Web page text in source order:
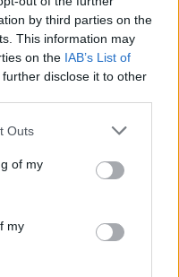
by third parties on the
This information may
on the IAB’s List of
disclose it to other
one or more Google
You may click to
its third-party tags to
in below Google
Outs
of my
myτου
νέου iPad
νέο ρεκόρ. "